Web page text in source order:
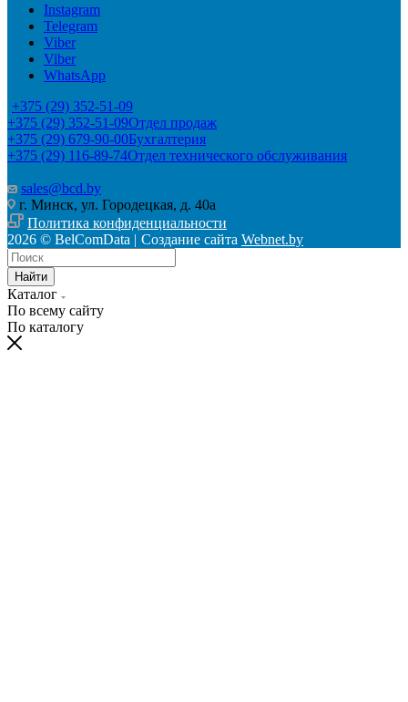
Instagram
Telegram
Viber
Viber
WhatsApp
+375 (29) 352-51-09
+375 (29) 352-51-09Отдел продаж
+375 (29) 679-90-00Бухгалтерия
+375 (29) 116-89-74Отдел технического обслуживания
sales@bcd.by
г. Минск, ул. Городецкая, д. 40а
Политика конфиденциальности
2026 © BelComData | Создание сайта Webnet.by
Найти
Каталог
По всему сайту
По каталогу